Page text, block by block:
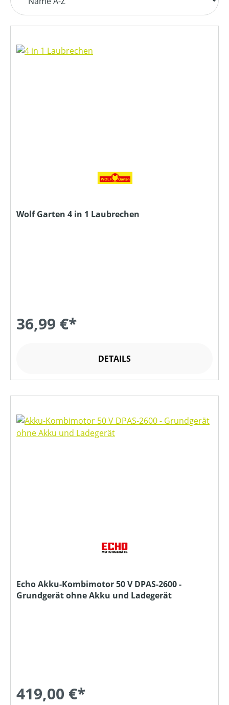
Wolf Garten 4 in 1 Laubrechen
36,99 €*
DETAILS
Echo Akku-Kombimotor 50 V DPAS-2600 -
Grundgerät ohne Akku und Ladegerät
419,00 €*